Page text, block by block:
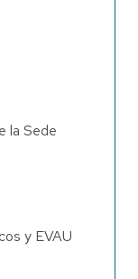
la Sede
y EVAU